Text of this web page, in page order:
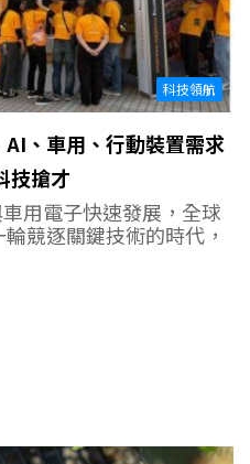
科技領航
、車用、行動裝置需求
技搶才
用電子快速發展，全球
競逐關鍵技術的時代，